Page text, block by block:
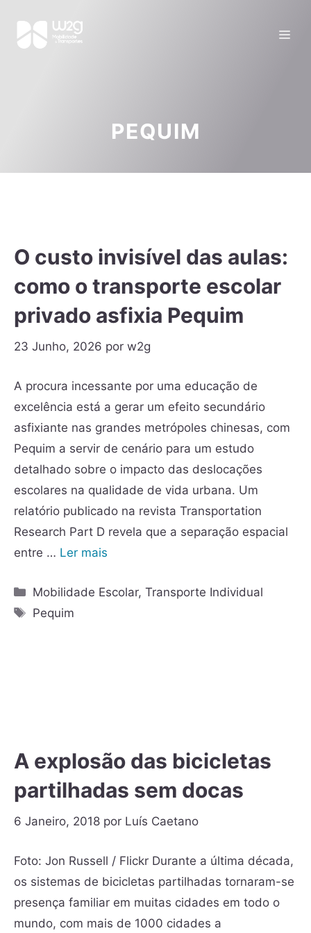
PEQUIM
O custo invisível das aulas:
como o transporte escolar
privado asfixia Pequim
23 Junho, 2026 por w2g
A procura incessante por uma educação de
excelência está a gerar um efeito secundário
asfixiante nas grandes metrópoles chinesas, com
Pequim a servir de cenário para um estudo
detalhado sobre o impacto das deslocações
escolares na qualidade de vida urbana. Um
relatório publicado na revista Transportation
Research Part D revela que a separação espacial
entre … Ler mais
Mobilidade Escolar,Transporte Individual
Pequim
A explosão das bicicletas
partilhadas sem docas
6 Janeiro, 2018 por Luís Caetano
Foto: Jon Russell / Flickr Durante a última década,
os sistemas de bicicletas partilhadas tornaram-se
presença familiar em muitas cidades em todo o
mundo, com mais de 1000 cidades a